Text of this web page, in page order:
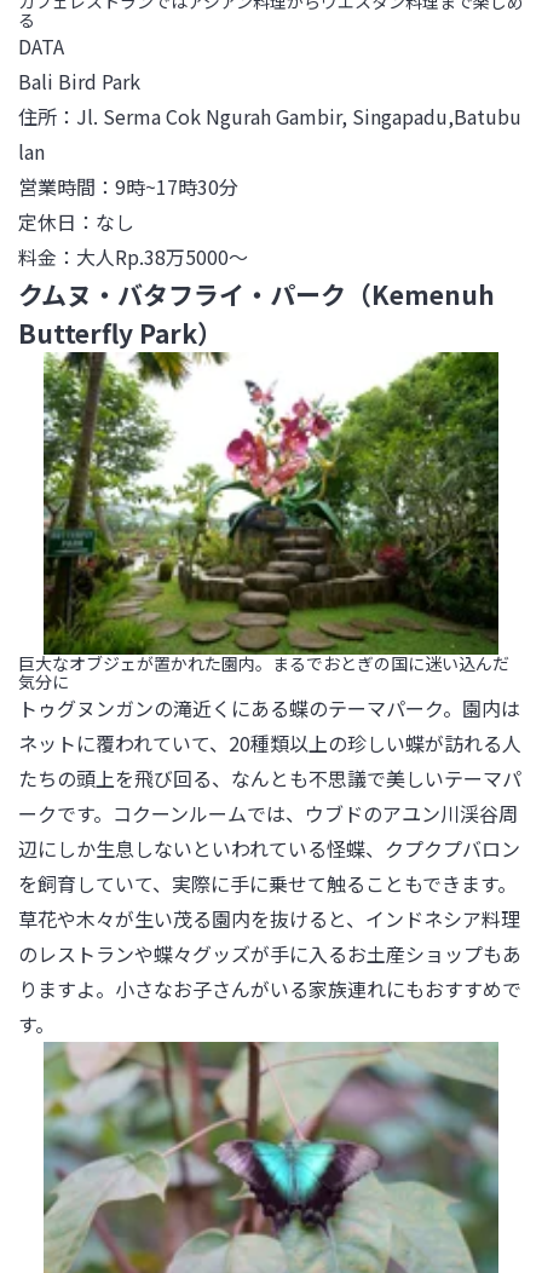
る
DATA
Bali Bird Park
住所：Jl. Serma Cok Ngurah Gambir, Singapadu,Batubu
lan
営業時間：9時~17時30分
定休日：なし
料金：大人Rp.38万5000～
クムヌ・バタフライ・パーク（Kemenuh
Butterfly Park）
巨大なオブジェが置かれた園内。まるでおとぎの国に迷い込んだ
気分に
トゥグヌンガンの滝近くにある蝶のテーマパーク。園内は
ネットに覆われていて、20種類以上の珍しい蝶が訪れる人
たちの頭上を飛び回る、なんとも不思議で美しいテーマパ
ークです。コクーンルームでは、ウブドのアユン川渓谷周
辺にしか生息しないといわれている怪蝶、クプクプバロン
を飼育していて、実際に手に乗せて触ることもできます。
草花や木々が生い茂る園内を抜けると、インドネシア料理
のレストランや蝶々グッズが手に入るお土産ショップもあ
りますよ。小さなお子さんがいる家族連れにもおすすめで
す。